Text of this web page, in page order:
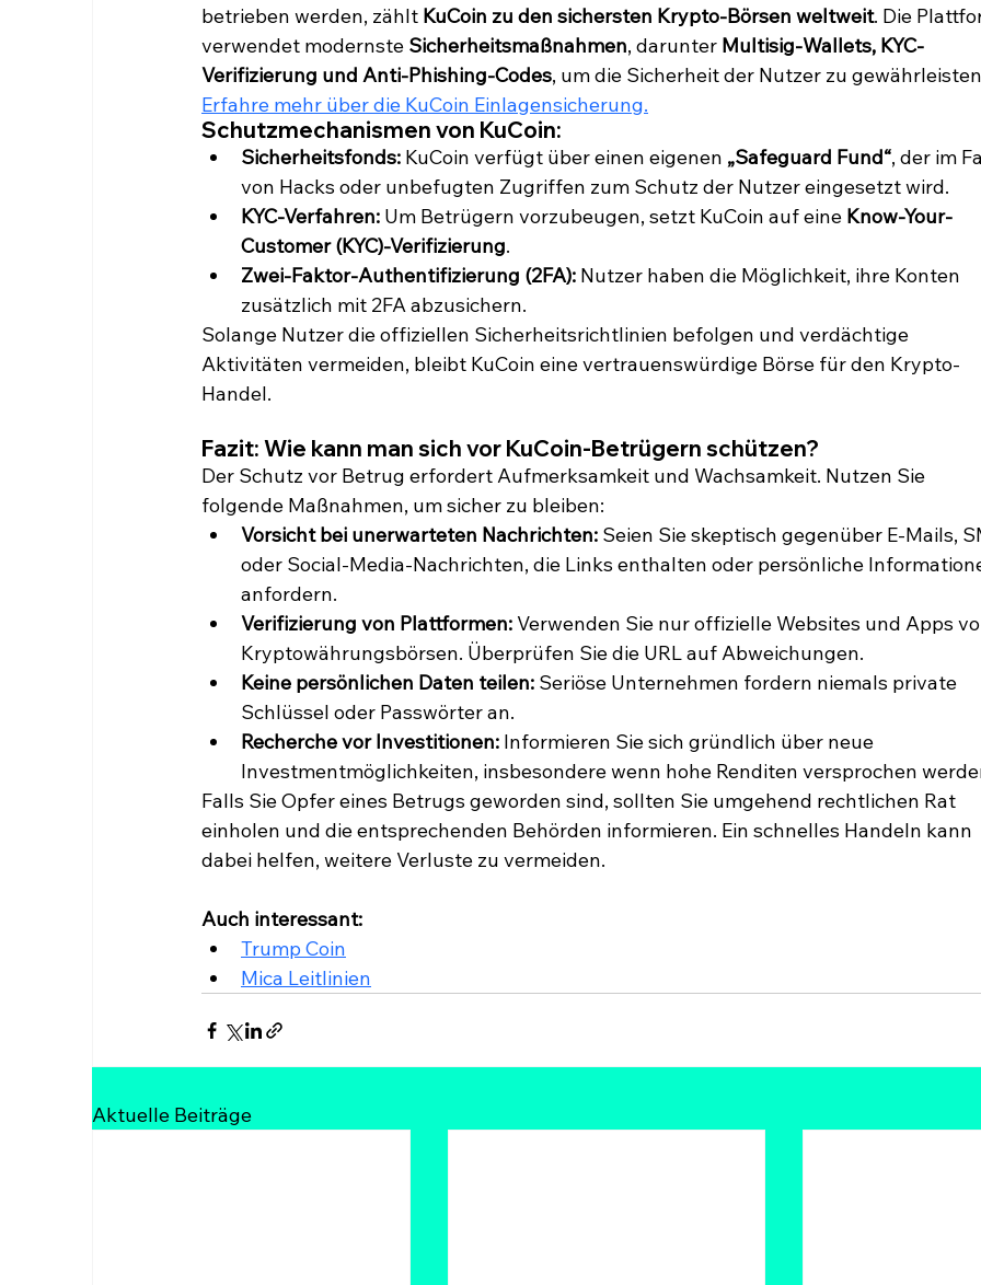
betrieben werden, zählt KuCoin zu den sichersten Krypto-Börsen weltweit. Die
verwendet modernste Sicherheitsmaßnahmen, darunter Multisig-Wallets, KYC-
Verifizierung und Anti-Phishing-Codes, um die Sicherheit der Nutzer zu
Erfahre mehr über die KuCoin Einlagensicherung.
Schutzmechanismen von KuCoin:
Sicherheitsfonds: KuCoin verfügt über einen eigenen „Safeguard Fund“, der im
von Hacks oder unbefugten Zugriffen zum Schutz der Nutzer eingesetzt wird.
KYC-Verfahren: Um Betrügern vorzubeugen, setzt KuCoin auf eine Know-Your-
Customer (KYC)-Verifizierung.
Zwei-Faktor-Authentifizierung (2FA): Nutzer haben die Möglichkeit, ihre Konten
zusätzlich mit 2FA abzusichern.
Solange Nutzer die offiziellen Sicherheitsrichtlinien befolgen und verdächtige
Aktivitäten vermeiden, bleibt KuCoin eine vertrauenswürdige Börse für den Krypto-
Handel.
Fazit: Wie kann man sich vor KuCoin-Betrügern schützen?
Der Schutz vor Betrug erfordert Aufmerksamkeit und Wachsamkeit. Nutzen Sie
folgende Maßnahmen, um sicher zu bleiben:
Vorsicht bei unerwarteten Nachrichten: Seien Sie skeptisch gegenüber E-Mails,
oder Social-Media-Nachrichten, die Links enthalten oder persönliche
anfordern.
Verifizierung von Plattformen: Verwenden Sie nur offizielle Websites und Apps
Kryptowährungsbörsen. Überprüfen Sie die URL auf Abweichungen.
Keine persönlichen Daten teilen: Seriöse Unternehmen fordern niemals private
Schlüssel oder Passwörter an.
Recherche vor Investitionen: Informieren Sie sich gründlich über neue
Investmentmöglichkeiten, insbesondere wenn hohe Renditen versprochen
Falls Sie Opfer eines Betrugs geworden sind, sollten Sie umgehend rechtlichen Rat
einholen und die entsprechenden Behörden informieren. Ein schnelles Handeln kann
dabei helfen, weitere Verluste zu vermeiden.
Auch interessant:
Trump Coin
Mica Leitlinien
Aktuelle Beiträge